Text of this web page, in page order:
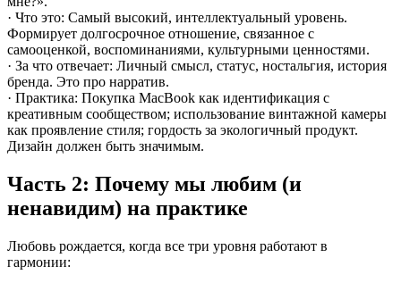
· Что это: Самый высокий, интеллектуальный уровень.
Формирует долгосрочное отношение, связанное с
самооценкой, воспоминаниями, культурными ценностями.
· За что отвечает: Личный смысл, статус, ностальгия, история
бренда. Это про нарратив.
· Практика: Покупка MacBook как идентификация с
креативным сообществом; использование винтажной камеры
как проявление стиля; гордость за экологичный продукт.
Дизайн должен быть значимым.
Часть 2: Почему мы любим (и
ненавидим) на практике
Любовь рождается, когда все три уровня работают в
гармонии: